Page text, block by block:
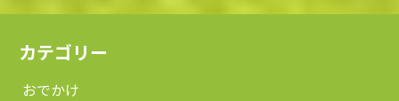
カテゴリー
おでかけ